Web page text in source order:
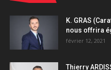
K. GRAS
nous offrira
février 12, 2021
Thierry